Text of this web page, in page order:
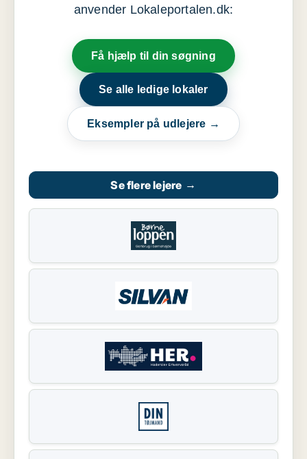
anvender Lokaleportalen.dk:
Få hjælp til din søgning
Se alle ledige lokaler
Eksempler på udlejere →
Se flere lejere →